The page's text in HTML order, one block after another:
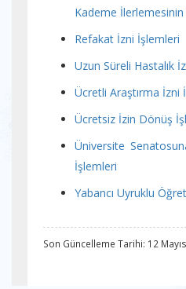
Kademe
Refakat İzni İşlemleri
Uzun Süreli Hastalık
Ücretli Araştırma İzni
Ücretsiz İzin Dönüş İş
Üniversite
İşlemleri
Yabancı Uyruklu
Son Güncelleme Tarihi: 12